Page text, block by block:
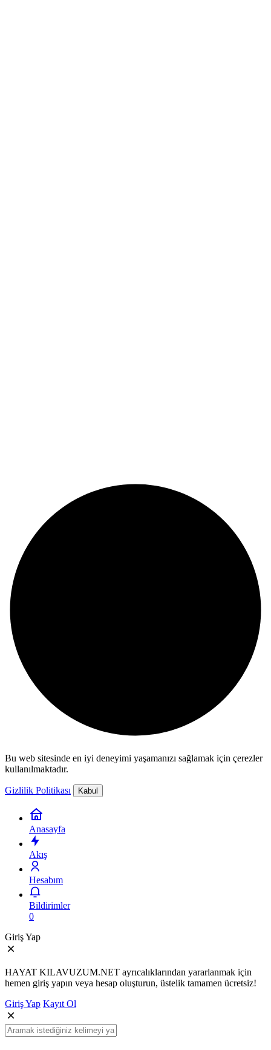
Bu web sitesinde en iyi deneyimi yaşamanızı sağlamak için çerezler
kullanılmaktadır.
Gizlilik Politikası Kabul
Anasayfa
Akış
Hesabım
Bildirimler
0
Giriş Yap
HAYAT KILAVUZUM.NET ayrıcalıklarından yararlanmak için
hemen giriş yapın veya hesap oluşturun, üstelik tamamen ücretsiz!
Giriş Yap Kayıt Ol